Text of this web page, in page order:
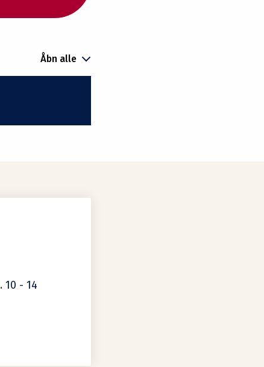
Åbn alle
10 - 14